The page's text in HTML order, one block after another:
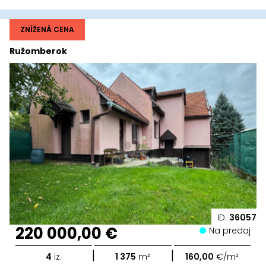
ID: 36057
Ružomberok
ZNÍŽENÁ CENA
220 000,00 € Na predaj
4 iz. | 1 375 m² | 160,00 €/m²